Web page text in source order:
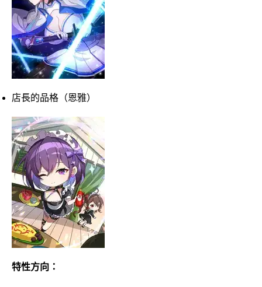
店長的品格（恩雅）
特性方向：